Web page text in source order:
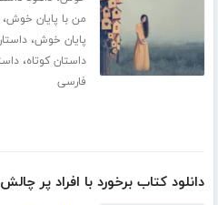
من با پایان خوش
پایان خوش،
داستان کوتاه،
فارسی
دانلود کتاب برخورد با افراد پر